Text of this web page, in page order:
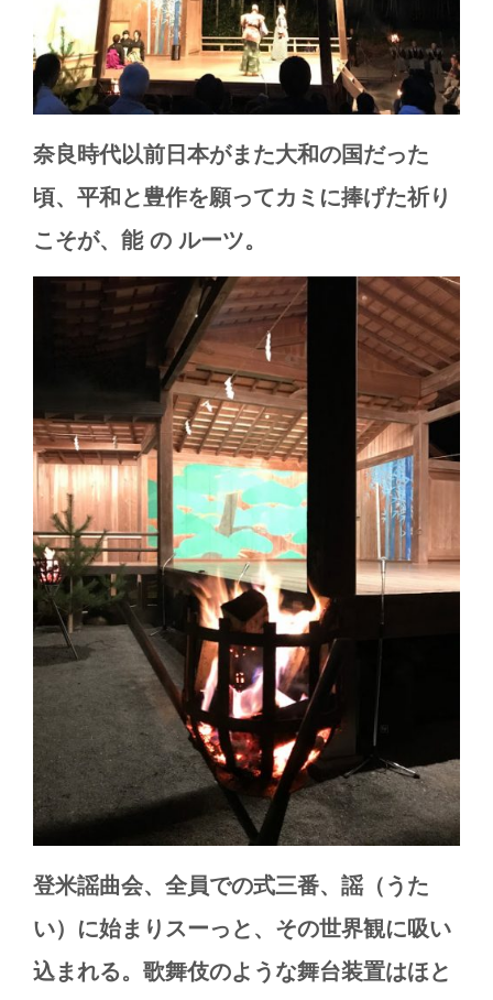
奈良時代以前日本がまた大和の国だった
頃、平和と豊作を願ってカミに捧げた祈り
こそが、能 の ルーツ。
登米謡曲会、全員での式三番、謡（うた
い）に始まりスーっと、その世界観に吸い
込まれる。歌舞伎のような舞台装置はほと